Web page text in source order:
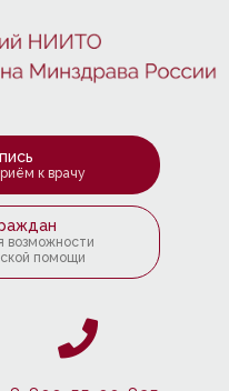
к врачу
возможности
помощи